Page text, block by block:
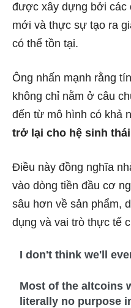
được xây dựng bởi các
mới và thực sự tạo ra
có thể tồn tại.
Ông nhấn mạnh rằng
không chỉ nằm ở câu
đến từ mô hình có khả
trở lại cho hệ sinh thái
Điều này đồng nghĩa
vào dòng tiền đầu cơ
sâu hơn về sản phẩm,
dụng và vai trò thực tế
I don't think we'll
Most of the altcoins
literally no purpose